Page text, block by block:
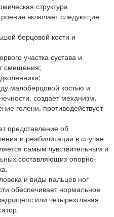
структура
включает следующие
берцовой кости и
участка сустава и
смещения;
малоберцовой костью и
создает механизм,
голени, противодействует
представление об
и реабилитации в случае
самым чувствительным и
составляющих опорно-
и виды пальцев ног
обеспечивает нормальное
или четырехглавая